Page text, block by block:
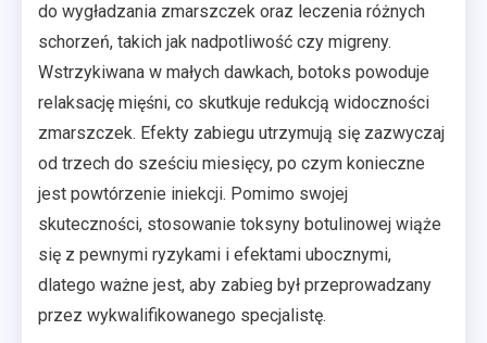
do wygładzania zmarszczek oraz leczenia różnych
schorzeń, takich jak nadpotliwość czy migreny.
Wstrzykiwana w małych dawkach, botoks powoduje
relaksację mięśni, co skutkuje redukcją widoczności
zmarszczek. Efekty zabiegu utrzymują się zazwyczaj
od trzech do sześciu miesięcy, po czym konieczne
jest powtórzenie iniekcji. Pomimo swojej
skuteczności, stosowanie toksyny botulinowej wiąże
się z pewnymi ryzykami i efektami ubocznymi,
dlatego ważne jest, aby zabieg był przeprowadzany
przez wykwalifikowanego specjalistę.